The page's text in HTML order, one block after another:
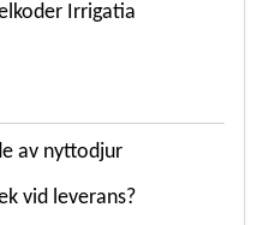
Irrigatia
av nyttodjur
vid leverans?